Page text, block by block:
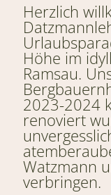
Herzlich
Höhe im
Ramsau.
2023-2024
renoviert
Watzmann
verbringen.